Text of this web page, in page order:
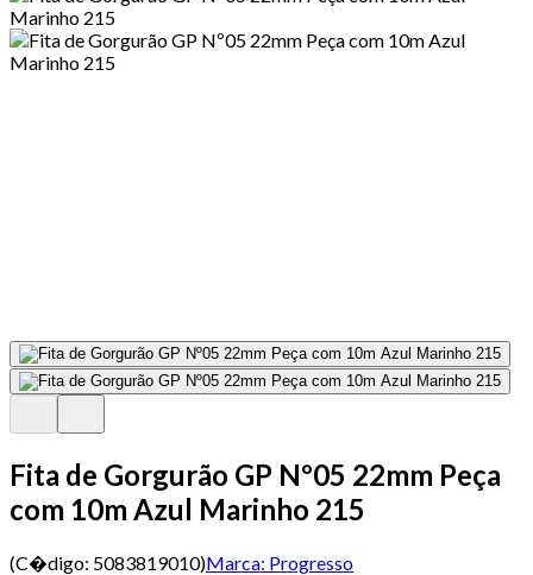
Fita de Gorgurão GP Nº05 22mm Peça
com 10m Azul Marinho 215
(C�digo: 5083819010)Marca: Progresso